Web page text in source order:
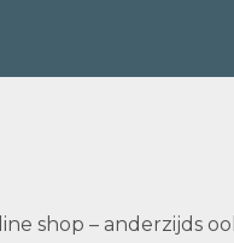
shop – anderzijds